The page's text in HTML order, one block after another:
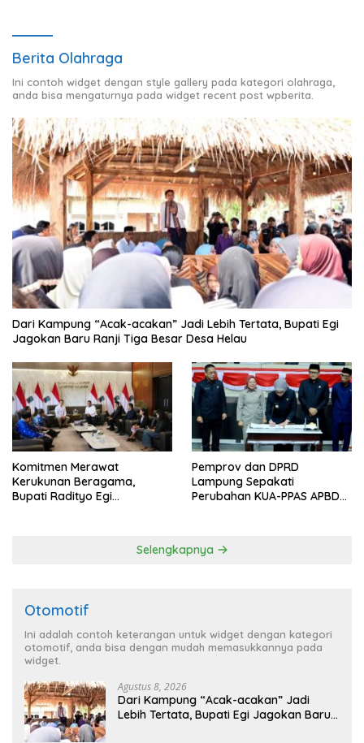
Berita Olahraga
Ini contoh widget dengan style gallery pada kategori olahraga,
anda bisa mengaturnya pada widget recent post wpberita.
Dari Kampung “Acak-acakan” Jadi Lebih Tertata, Bupati Egi
Jagokan Baru Ranji Tiga Besar Desa Helau
Komitmen Merawat
Kerukunan Beragama,
Bupati Radityo Egi
Pemprov dan DPRD
Lampung Sepakati
Perubahan KUA-PPAS APBD
Selengkapnya
Otomotif
Ini adalah contoh keterangan untuk widget dengan kategori
otomotif, anda bisa dengan mudah memasukkannya pada
widget.
Agustus 8, 2026
Dari Kampung “Acak-acakan” Jadi
Lebih Tertata, Bupati Egi Jagokan Baru